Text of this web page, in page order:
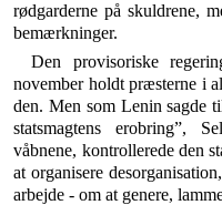
rødgarderne på skuldrene,
bemærkninger.
Den provisoriske
november holdt præsterne i
den. Men som Lenin sagde
statsmagtens erobring”,
våbnene, kontrollerede den
at organisere
arbejde - om at genere,